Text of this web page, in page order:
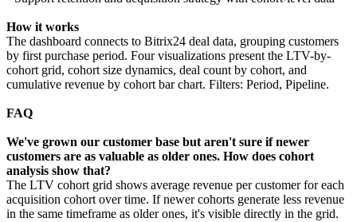
How it works
The dashboard connects to Bitrix24 deal data, grouping customers
by first purchase period. Four visualizations present the LTV-by-
cohort grid, cohort size dynamics, deal count by cohort, and
cumulative revenue by cohort bar chart. Filters: Period, Pipeline.
FAQ
We've grown our customer base but aren't sure if newer
customers are as valuable as older ones. How does cohort
analysis show that?
The LTV cohort grid shows average revenue per customer for each
acquisition cohort over time. If newer cohorts generate less revenue
in the same timeframe as older ones, it's visible directly in the grid.